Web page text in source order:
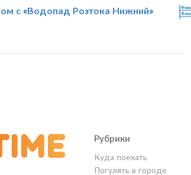
с «Водопад Розтока Нижний»
Рубрики
Куда поехать
Погулять в городе